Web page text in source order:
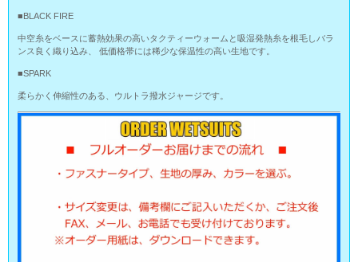
■BLACK FIRE
中空糸をベースに蓄熱効果の高いタクティーウォームと吸湿発熱糸を根毛しバラ
ンス良く織り込み、 低価格帯には稀少な保温性の高い生地です。
■SPARK
柔らかく伸縮性のある、ウルトラ撥水ジャージです。